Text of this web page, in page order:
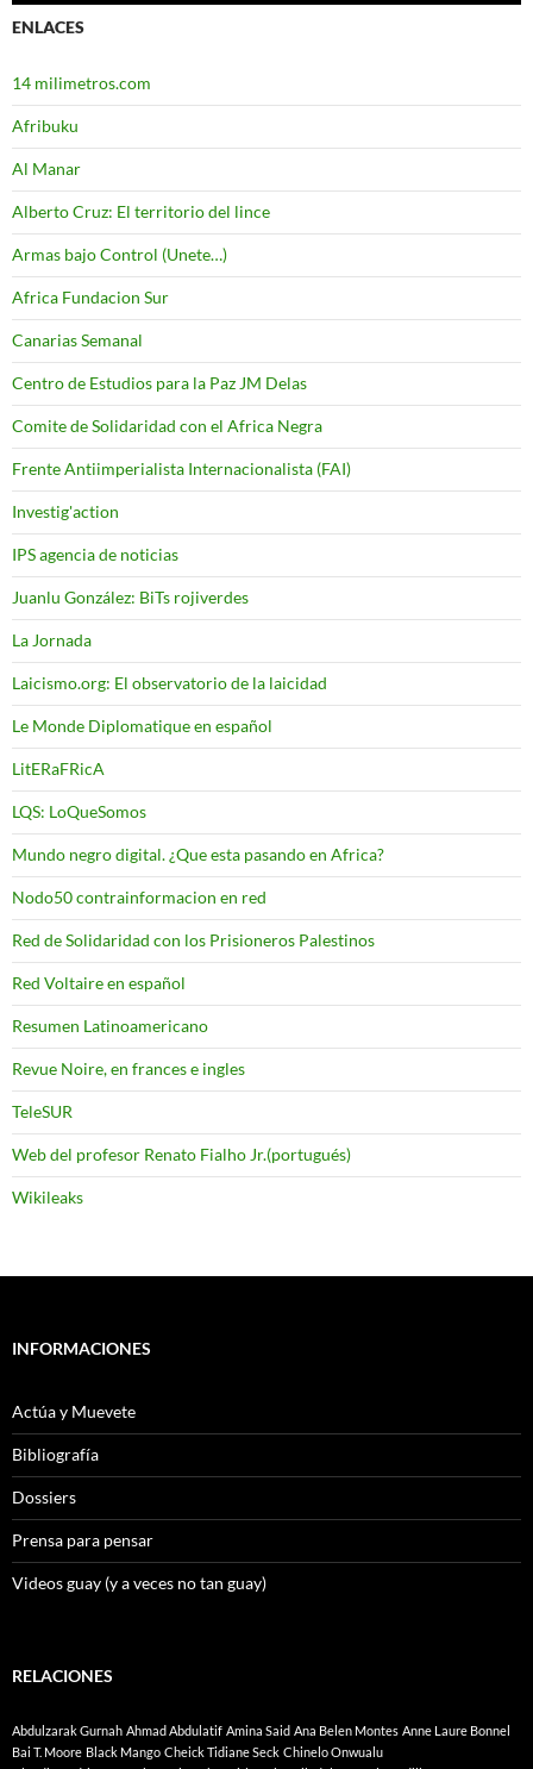
ENLACES
14 milimetros.com
Afribuku
Al Manar
Alberto Cruz: El territorio del lince
Armas bajo Control (Unete…)
Africa Fundacion Sur
Canarias Semanal
Centro de Estudios para la Paz JM Delas
Comite de Solidaridad con el Africa Negra
Frente Antiimperialista Internacionalista (FAI)
Investig'action
IPS agencia de noticias
Juanlu González: BiTs rojiverdes
La Jornada
Laicismo.org: El observatorio de la laicidad
Le Monde Diplomatique en español
LitERaFRicA
LQS: LoQueSomos
Mundo negro digital. ¿Que esta pasando en Africa?
Nodo50 contrainformacion en red
Red de Solidaridad con los Prisioneros Palestinos
Red Voltaire en español
Resumen Latinoamericano
Revue Noire, en frances e ingles
TeleSUR
Web del profesor Renato Fialho Jr.(portugués)
Wikileaks
INFORMACIONES
Actúa y Muevete
Bibliografía
Dossiers
Prensa para pensar
Videos guay (y a veces no tan guay)
RELACIONES
Abdulzarak Gurnah Ahmad Abdulatif Amina Said Ana Belen Montes Anne Laure Bonnel
Bai T. Moore Black Mango Cheick Tidiane Seck Chinelo Onwualu